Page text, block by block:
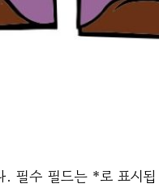
. 필수 필드는 *로 표시됩